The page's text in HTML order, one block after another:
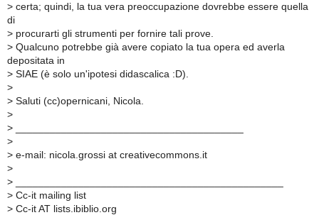
> certa; quindi, la tua vera preoccupazione dovrebbe essere quella
di
> procurarti gli strumenti per fornire tali prove.
> Qualcuno potrebbe già avere copiato la tua opera ed averla
depositata in
> SIAE (è solo un'ipotesi didascalica :D).
>
> Saluti (cc)opernicani, Nicola.
>
>
>
> e-mail: nicola.grossi at creativecommons.it
>
>
> Cc-it mailing list
> Cc-it AT lists.ibiblio.org